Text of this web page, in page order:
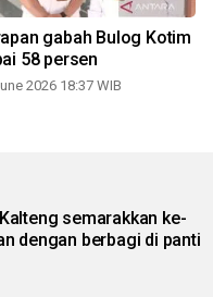
gabah Bulog Kotim
58 persen
2026 18:37 WIB
semarakkan ke-
dengan berbagi di panti